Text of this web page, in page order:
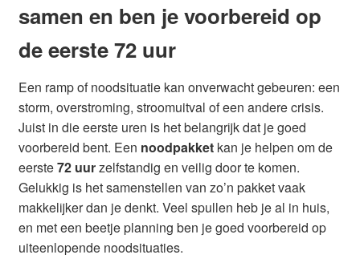
RVS drinkfles
Broodtrommels & lunchboxen
Herbruikbare boterhamzakjes
Accessoires
Aanbiedingen
Waterfles bedrukken
samen en ben je voorbereid op
de eerste 72 uur
Een ramp of noodsituatie kan onverwacht gebeuren: een
storm, overstroming, stroomuitval of een andere crisis.
Juist in die eerste uren is het belangrijk dat je goed
voorbereid bent. Een noodpakketkan je helpen om de
eerste72 uurzelfstandig en veilig door te komen.
Gelukkig is het samenstellen van zo’n pakket vaak
makkelijker dan je denkt. Veel spullen heb je al in huis,
en met een beetje planning ben je goed voorbereid op
uiteenlopende noodsituaties.